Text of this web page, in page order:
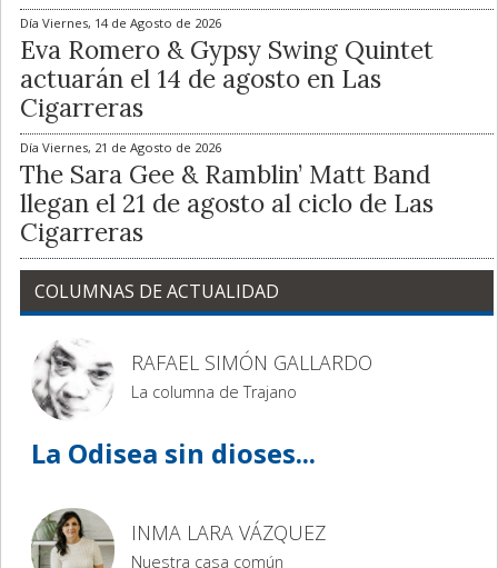
Día Viernes, 14 de Agosto de 2026
Eva Romero & Gypsy Swing Quintet
actuarán el 14 de agosto en Las
Cigarreras
Día Viernes, 21 de Agosto de 2026
The Sara Gee & Ramblin’ Matt Band
llegan el 21 de agosto al ciclo de Las
Cigarreras
COLUMNAS DE ACTUALIDAD
RAFAEL SIMÓN GALLARDO
La columna de Trajano
La Odisea sin dioses...
INMA LARA VÁZQUEZ
Nuestra casa común